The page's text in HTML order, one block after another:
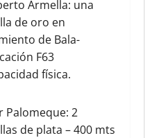
Armella: una
de oro en
de Bala-
F63
física.
Palomeque: 2
de plata – 400 mts